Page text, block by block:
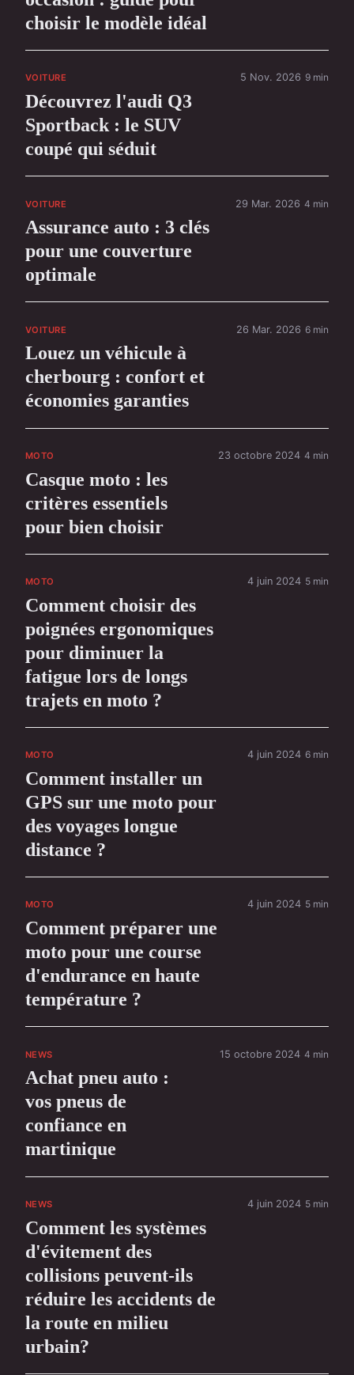
choisir le modèle idéal
VOITURE
Découvrez l'audi Q3
Sportback : le SUV
coupé qui séduit
5 Nov. 2026 9 min
VOITURE
Assurance auto : 3 clés
pour une couverture
optimale
29 Mar. 2026 4 min
VOITURE
Louez un véhicule à
cherbourg : confort et
économies garanties
26 Mar. 2026 6 min
MOTO
Casque moto : les
critères essentiels
pour bien choisir
23 octobre 2024 4 min
MOTO
Comment choisir des
poignées ergonomiques
pour diminuer la
fatigue lors de longs
trajets en moto ?
4 juin 2024 5 min
MOTO
Comment installer un
GPS sur une moto pour
des voyages longue
distance ?
4 juin 2024 6 min
MOTO
Comment préparer une
moto pour une course
d'endurance en haute
température ?
4 juin 2024 5 min
NEWS
Achat pneu auto :
vos pneus de
confiance en
martinique
15 octobre 2024 4 min
NEWS
Comment les systèmes
d'évitement des
collisions peuvent-ils
réduire les accidents de
la route en milieu
urbain?
4 juin 2024 5 min